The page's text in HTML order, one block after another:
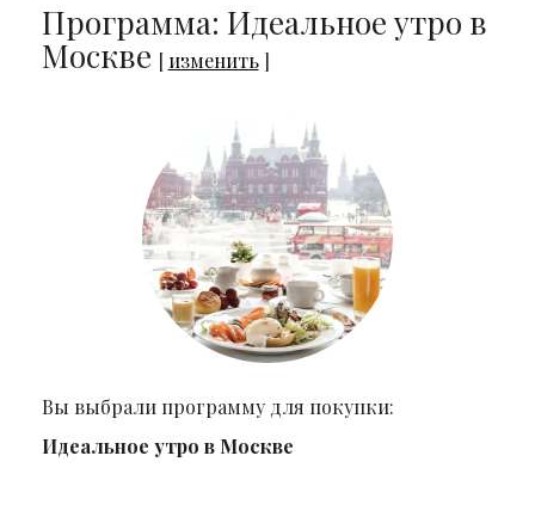
Программа: Идеальное утро в
Москве [ изменить]
Вы выбрали программу для покупки:
Идеальное утро в Москве